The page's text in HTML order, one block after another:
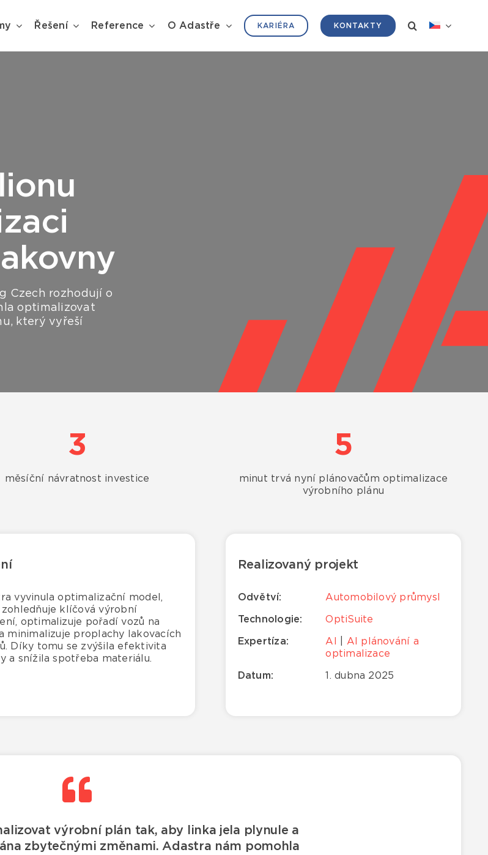
Řešení Reference O Adastře KARIÉRA KONTAKTY
Czech rozhodují o
optimalizovat
který vyřeší
3
měsíční návratnost investice
5
minut trvá nyní plánovačům optimalizace
výrobního plánu
vyvinula optimalizační model,
klíčová výrobní
optimalizuje pořadí vozů na
minimalizuje proplachy lakovacích
Díky tomu se zvýšila efektivita
a snížila spotřeba materiálu.
Realizovaný projekt
Odvětví: Automobilový průmysl
Technologie: OptiSuite
Expertíza: AI
AI plánování a
optimalizace
Datum: 1. dubna 2025
výrobní plán tak, aby linka jela plynule a
zbytečnými změnami. Adastra nám pomohla